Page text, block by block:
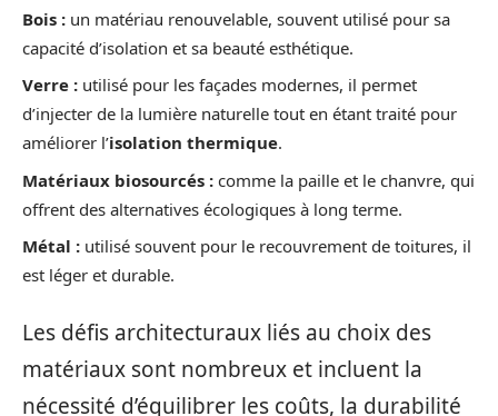
Bois : un matériau renouvelable, souvent utilisé pour sa
capacité d’isolation et sa beauté esthétique.
Verre : utilisé pour les façades modernes, il permet
d’injecter de la lumière naturelle tout en étant traité pour
améliorer l’isolation thermique.
Matériaux biosourcés : comme la paille et le chanvre, qui
offrent des alternatives écologiques à long terme.
Métal : utilisé souvent pour le recouvrement de toitures, il
est léger et durable.
Les défis architecturaux liés au choix des
matériaux sont nombreux et incluent la
nécessité d’équilibrer les coûts, la durabilité